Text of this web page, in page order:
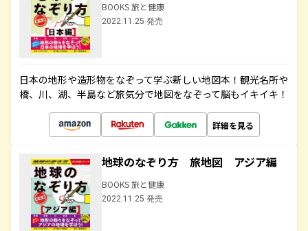
BOOKS 旅と健康
2022.11.25 発売
日本の地形や造形物をなぞって学ぶ新しい地図本！観光名所や
橋、川、湖、半島など旅気分で地図をなぞって脳もイキイキ！
詳細を見る
地球のなぞり方 旅地図 アジア編
BOOKS 旅と健康
2022.11.25 発売